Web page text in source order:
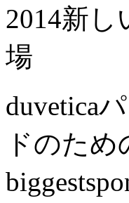
2014新し
場
duvetica
ドのた